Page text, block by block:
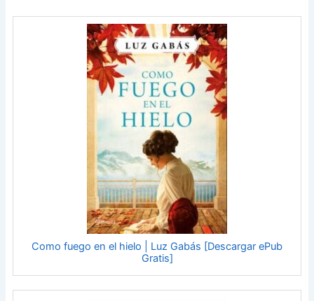
Como fuego en el hielo | Luz Gabás [Descargar ePub
Gratis]